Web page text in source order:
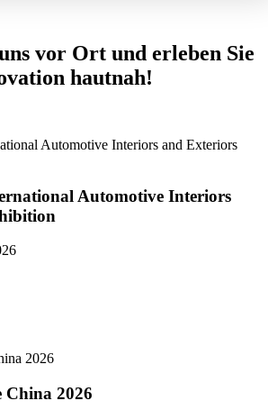
vor Ort und erleben Sie
hautnah!
Automotive Interiors
2026